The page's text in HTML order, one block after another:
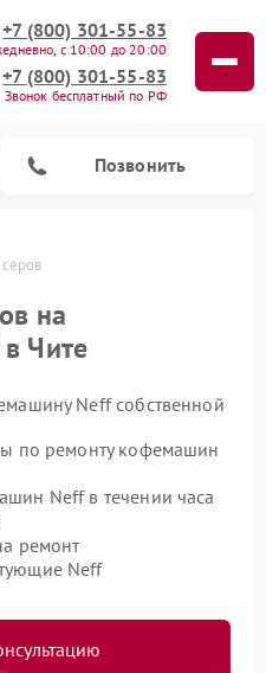
+7 (800) 301-55-83
с 10:00 до 20:00
+7 (800) 301-55-83
Звонок бесплатный по РФ
Позвонить
на
Чите
Neff собственной
по ремонту кофемашин
Neff в течении часа
ремонт
Neff